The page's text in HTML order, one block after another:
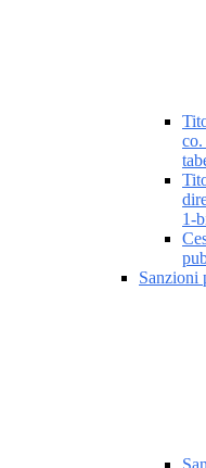
co.
1-
Sanzioni